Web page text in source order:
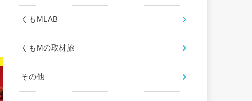
くもMLAB
くもMの取材旅
その他